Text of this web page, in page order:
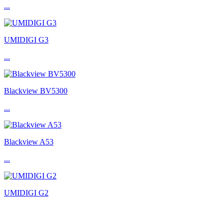
...
UMIDIGI G3
...
Blackview BV5300
...
Blackview A53
...
UMIDIGI G2